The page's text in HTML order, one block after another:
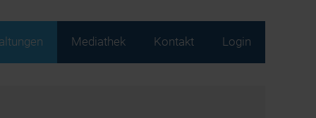
Mediathek Kontakt Login